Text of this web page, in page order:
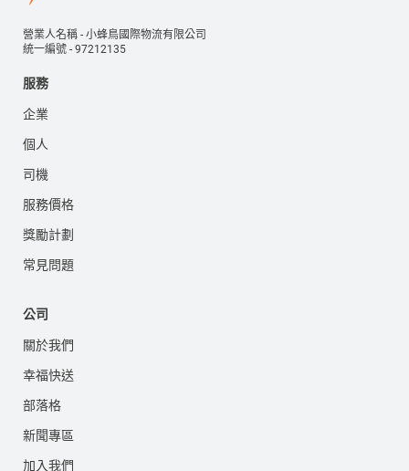
營業人名稱 - 小蜂鳥國際物流有限公司
統一編號 - 97212135
服務
企業
個人
司機
服務價格
獎勵計劃
常見問題
公司
關於我們
幸福快送
部落格
新聞專區
加入我們